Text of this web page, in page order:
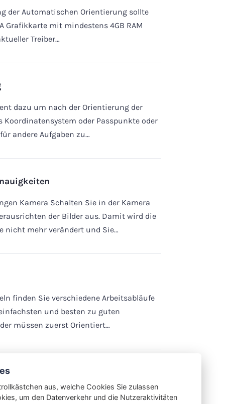
der Automatischen Orientierung sollte
Grafikkarte mit mindestens 4GB RAM
Treiber…
dazu um nach der Orientierung der
Koordinatensystem oder Passpunkte oder
andere Aufgaben zu…
Kamera Schalten Sie in der Kamera
der Bilder aus. Damit wird die
nicht mehr verändert und Sie…
finden Sie verschiedene Arbeitsabläufe
und besten zu guten
müssen zuerst Orientiert…
für das ELCOVISION 10
aus, welche Cookies Sie zulassen
um den Datenverkehr und die Nutzeraktivitäten